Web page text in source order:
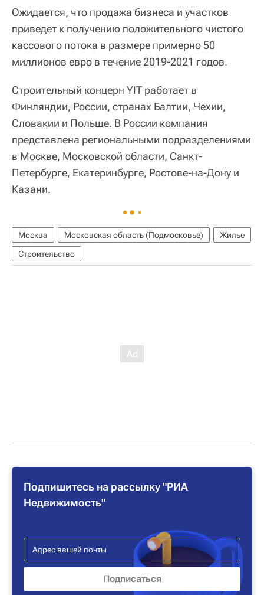
Ожидается, что продажа бизнеса и участков
приведет к получению положительного чистого
кассового потока в размере примерно 50
миллионов евро в течение 2019-2021 годов.
Строительный концерн YIT работает в
Финляндии, России, странах Балтии, Чехии,
Словакии и Польше. В России компания
представлена региональными подразделениями
в Москве, Московской области, Санкт-
Петербурге, Екатеринбурге, Ростове-на-Дону и
Казани.
Москва Московская область (Подмосковье)
Жилье
Строительство
Подпишитесь на рассылку "РИА
Недвижимость"